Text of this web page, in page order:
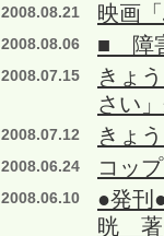
2008.08.21 映画
2008.08.06 ■ 障
2008.07.15
きょ
さい
2008.07.12 きょ
2008.06.24 コッ
2008.06.10
●発刊
晄 著